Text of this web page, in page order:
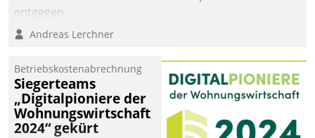
entgegen.
Andreas Lerchner
Betriebskostenabrechnung
Siegerteams
„Digitalpioniere der
Wohnungswirtschaft
2024“ gekürt